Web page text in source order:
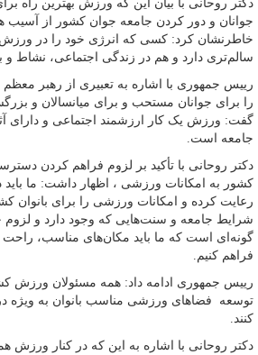
دکتر روحانی با بیان این که ورزش بهترین راه
جوانان و دور کردن جامعه جوان کشور از آسیب
خاطرنشان کرد: کسی که انرژی خود را در ورزش
سالم‌تری دارد و هم در زندگی اجتماعی، نشاط و
رییس‌ جمهوری با اشاره به تعبیری از رهبر
را برای جوانان مستحب و برای میانسالان و
گفت: ورزش یک کار ارزشمند اجتماعی و دارای
جامعه است.
دکتر روحانی با تأکید بر لزوم فراهم کردن
کشور به امکانات ورزشی ، اظهار داشت: ما
رعایت کرده و امکانات ورزشی را برای بانوان
شرایط جامعه و سنت‌هایی که وجود دارد و لزوم
گونه‌ای است که ما باید مکان‌های مناسب، راحت
فراهم کنیم.
رییس‌ جمهوری ادامه داد: همه مسئولان ورزش
توسعه فضاهای ورزشی مناسب بانوان به ویژه
کنند.
دکتر روحانی با اشاره به این که در کنار ورزش